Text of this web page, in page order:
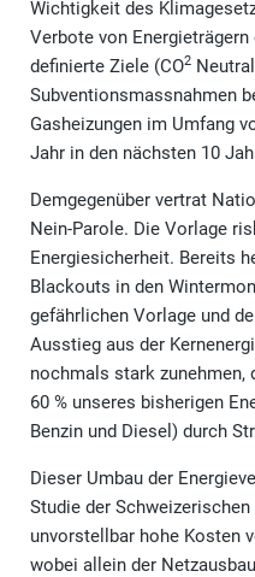
Wichtigkeit des
Verbote von
definierte Ziele (CO2
Subventionsmassnahmen
Gasheizungen im Umfang
Jahr in den nächsten 10
Demgegenüber vertrat
Nein-Parole. Die Vorlage
Energiesicherheit. Bereits
Blackouts in den
gefährlichen Vorlage und
Ausstieg aus der
nochmals stark zunehmen,
60 % unseres bisherigen
Benzin und Diesel) durch
Dieser Umbau der
Studie der
unvorstellbar hohe Kosten
wobei allein der